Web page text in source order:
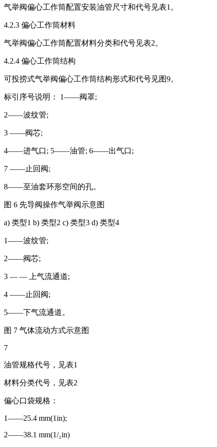
气举阀偏心工作筒配置安装油管尺寸和代号见表1。
4.2.3 偏心工作筒材料
气举阀偏心工作筒配置材料分类和代号见表2。
4.2.4 偏心工作筒结构
可投捞式气举阀偏心工作筒结构形式和代号见图9。
标引序号说明： 1——阀罩;
2——波纹管;
3 ——阀芯;
4——进气口; 5——油管; 6——出气口;
7 ——止回阀;
8——至油套环形空间的孔。
图 6 先导阀操作气举阀示意图
a) 类型1 b) 类型2 c) 类型3 d) 类型4
1——波纹管;
2——阀芯;
3 — — 上气流通道;
4 ——止回阀;
5——下气流通道。
图 7 气体流动方式示意图
7
油管规格代号，见表1
材料分类代号，见表2
偏心口袋规格：
1——25.4 mm(1in);
2——38.1 mm(1/₂in)